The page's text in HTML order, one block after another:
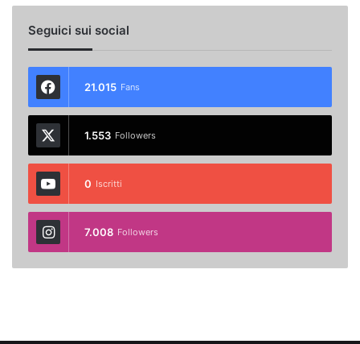
Seguici sui social
21.015 Fans
1.553 Followers
0 Iscritti
7.008 Followers